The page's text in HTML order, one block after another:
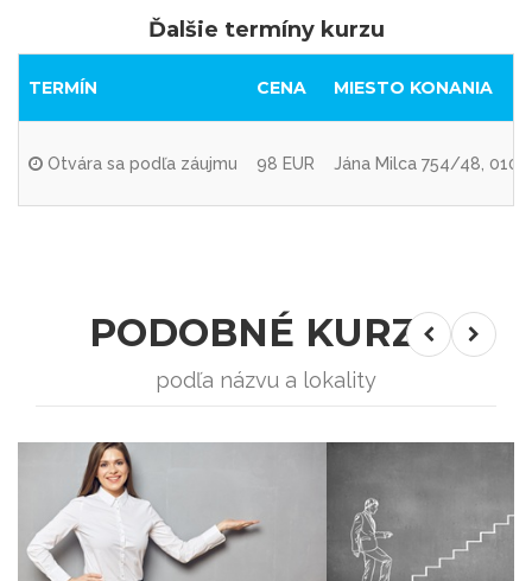
Ďalšie termíny kurzu
TERMÍN CENA MIESTO KONANIA
Otvára sa podľa záujmu 98 EUR Jána Milca 754/48, 010
PODOBNÉ KURZY
podľa názvu a lokality